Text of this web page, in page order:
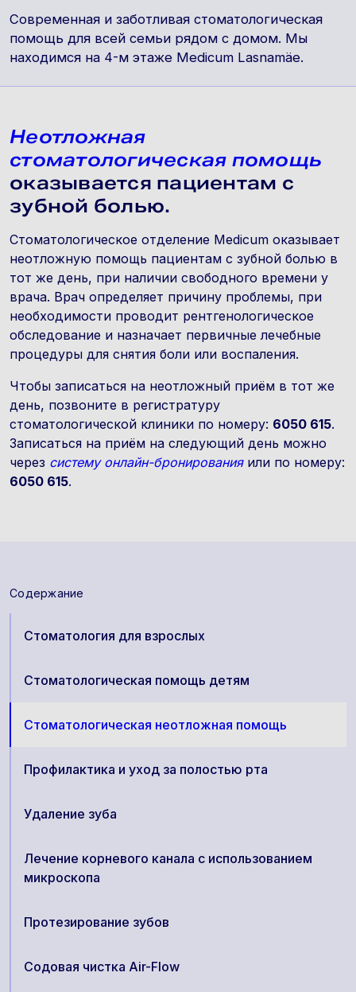
Современная и заботливая стоматологическая
помощь для всей семьи рядом с домом. Мы
находимся на 4-м этаже Medicum Lasnamäe.
Содержание
Стоматология для взрослых
Стоматологическая помощь детям
Стоматологическая неотложная помощь
Профилактика и уход за полостью рта
Удаление зуба
Лечение корневого канала с использованием
микроскопа
Протезирование зубов
Содовая чистка Air-Flow
Неотложная
стоматологическая помощь
оказывается пациентам с
зубной болью.
Стоматологическое отделение Medicum оказывает
неотложную помощь пациентам с зубной болью в
тот же день, при наличии свободного времени у
врача. Врач определяет причину проблемы, при
необходимости проводит рентгенологическое
обследование и назначает первичные лечебные
процедуры для снятия боли или воспаления.
Чтобы записаться на неотложный приём в тот же
день, позвоните в регистратуру
стоматологической клиники по номеру: 6050 615.
Записаться на приём на следующий день можно
через систему онлайн-бронированияили по номеру:
6050 615.